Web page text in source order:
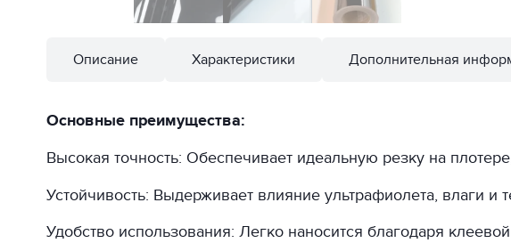
Описание Характеристики Дополнительная
Основные преимущества:
Высокая точность: Обеспечивает идеальную резку на
Устойчивость: Выдерживает влияние ультрафиолета, влаги
Удобство использования: Легко наносится благодаря